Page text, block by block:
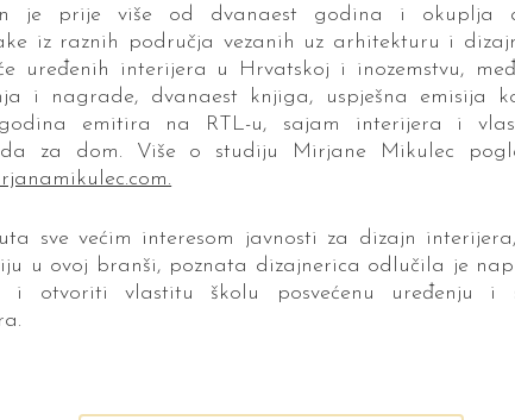
je prije više od dvanaest godina i okuplja
iz raznih područja vezanih uz arhitekturu i
uređenih interijera u Hrvatskoj i inozemstvu,
i nagrade, dvanaest knjiga, uspješna emisija
emitira na RTL-u, sajam interijera i
za dom. Više o studiju Mirjane Mikulec
.
sve većim interesom javnosti za dizajn
u ovoj branši, poznata dizajnerica odlučila je
i otvoriti vlastitu školu posvećenu uređenju i